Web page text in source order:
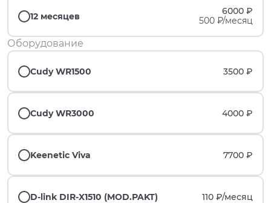
12 месяцев
6000 ₽
500 ₽/месяц
Оборудование
Cudy WR1500 3500 ₽
Cudy WR3000 4000 ₽
Keenetic Viva 7700 ₽
D-link DIR-X1510 (MOD.PAKT) 110 ₽/месяц